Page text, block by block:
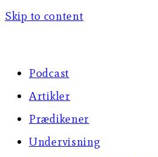
Skip to content
Podcast
Artikler
Prædikener
Undervisning